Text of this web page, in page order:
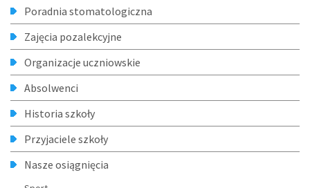
Poradnia stomatologiczna
Zajęcia pozalekcyjne
Organizacje uczniowskie
Absolwenci
Historia szkoły
Przyjaciele szkoły
Nasze osiągnięcia